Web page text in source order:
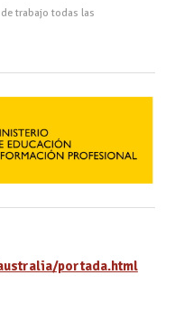
trabajo todas las
portada.html